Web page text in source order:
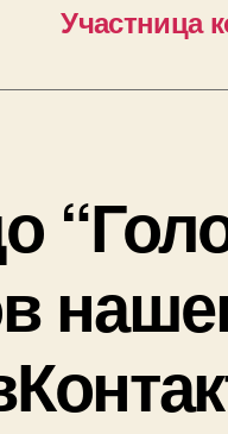
Участница